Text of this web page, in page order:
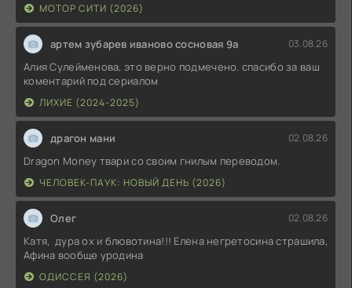
МОТОР СИТИ (2026)
артем зубарев иваново сосновая 9а 03.08.26
Алия Сулейменова, это верно подмечено. спасибо за ваш
коментарий под сериалом
ЛИХИЕ (2024-2025)
драгон мани 02.08.26
Dragon Money твари со своим гнилым переводом.
ЧЕЛОВЕК-ПАУК: НОВЫЙ ДЕНЬ (2026)
Олег 02.08.26
Катя, дура ох и блювотина!!! Елена негретосина страшила,
Афина вообще уродина
ОДИССЕЯ (2026)